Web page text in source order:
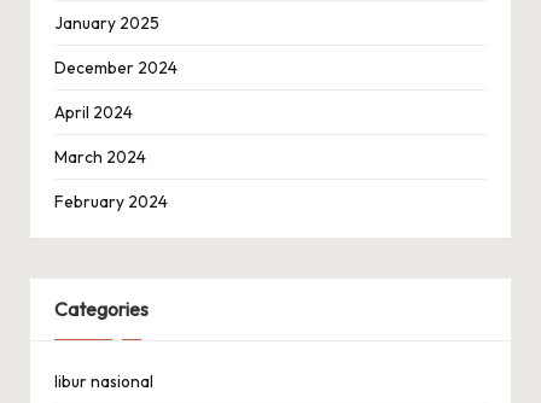
January 2025
December 2024
April 2024
March 2024
February 2024
Categories
libur nasional